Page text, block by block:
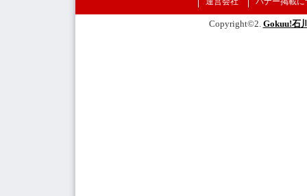
Copyright©2. Gokuu!石